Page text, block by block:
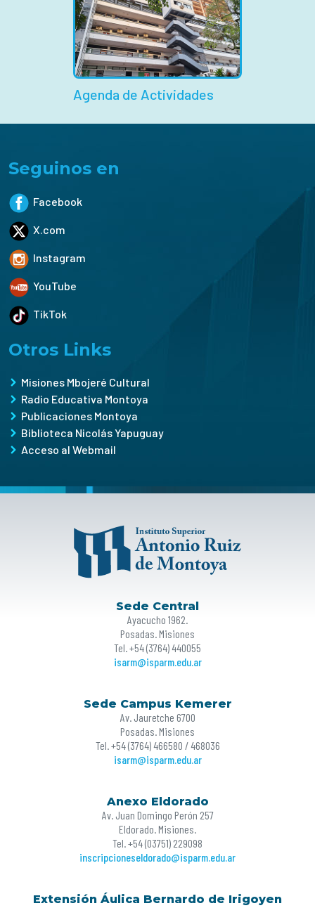
Agenda de Actividades
Seguinos en
Facebook
X.com
Instagram
YouTube
TikTok
Otros Links
Misiones Mbojeré Cultural
Radio Educativa Montoya
Publicaciones Montoya
Biblioteca Nicolás Yapuguay
Acceso al Webmail
Sede Central
Ayacucho 1962.
Posadas. Misiones
Tel. +54 (3764) 440055
isarm@isparm.edu.ar
Sede Campus Kemerer
Av. Jauretche 6700
Posadas. Misiones
Tel. +54 (3764) 466580 / 468036
isarm@isparm.edu.ar
Anexo Eldorado
Av. Juan Domingo Perón 257
Eldorado. Misiones.
Tel. +54 (03751) 229098
inscripcioneseldorado@isparm.edu.ar
Extensión Áulica Bernardo de Irigoyen